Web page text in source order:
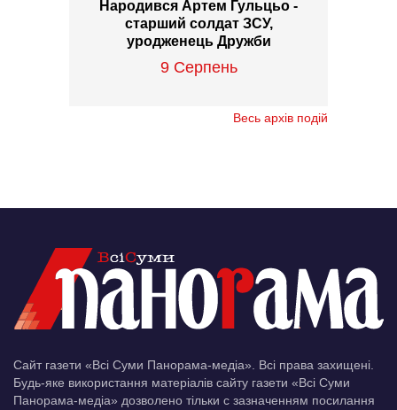
Народився Артем Гульцьо -
старший солдат ЗСУ,
уродженець Дружби
9 Серпень
Весь архів подій
Сайт газети «Всі Суми Панорама-медіа». Всі права захищені.
Будь-яке використання матеріалів сайту газети «Всі Суми
Панорама-медіа» дозволено тільки c зазначенням посилання